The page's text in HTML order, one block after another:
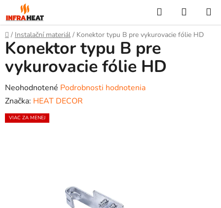
Prejsť
na
obsah
Hľadať
KOŠÍK
Domov
/ Instalační materiál / Konektor typu B pre vykurovacie fólie HD
Konektor typu B pre
vykurovacie fólie HD
Priemerné
hodnotenie
produktu
Neohodnotené Podrobnosti hodnotenia
Značka: HEAT DECOR
VIAC ZA MENEJ